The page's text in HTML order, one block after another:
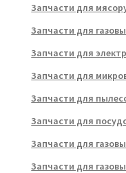
Запчасти для
Запчасти для
Запчасти для
Запчасти для
Запчасти для
Запчасти для
Запчасти для
Запчасти для